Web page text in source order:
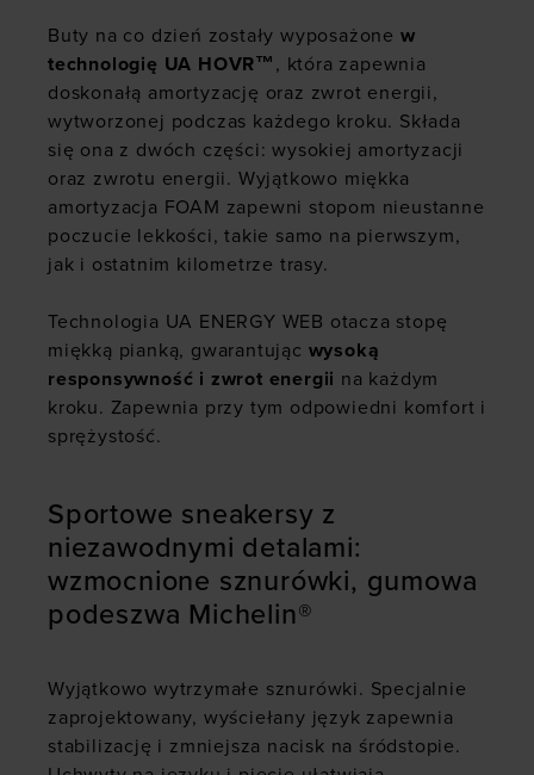
Buty na co dzień zostały wyposażone w
technologię UA HOVR™ , która zapewnia
doskonałą amortyzację oraz zwrot energii,
wytworzonej podczas każdego kroku. Składa
się ona z dwóch części: wysokiej amortyzacji
oraz zwrotu energii. Wyjątkowo miękka
amortyzacja FOAM zapewni stopom nieustanne
poczucie lekkości, takie samo na pierwszym,
jak i ostatnim kilometrze trasy.
Technologia UA ENERGY WEB otacza stopę
miękką pianką, gwarantując wysoką
responsywność i zwrot energii na każdym
kroku. Zapewnia przy tym odpowiedni komfort i
sprężystość.
Sportowe sneakersy z
niezawodnymi detalami:
wzmocnione sznurówki, gumowa
podeszwa Michelin®
Wyjątkowo wytrzymałe sznurówki. Specjalnie
zaprojektowany, wyściełany język zapewnia
stabilizację i zmniejsza nacisk na śródstopie.